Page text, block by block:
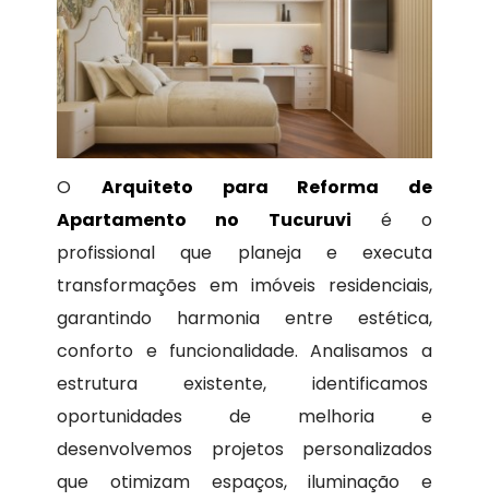
O Arquiteto para Reforma de
Apartamento no Tucuruvi é o
profissional que planeja e executa
transformações em imóveis residenciais,
garantindo harmonia entre estética,
conforto e funcionalidade. Analisamos a
estrutura existente, identificamos
oportunidades de melhoria e
desenvolvemos projetos personalizados
que otimizam espaços, iluminação e